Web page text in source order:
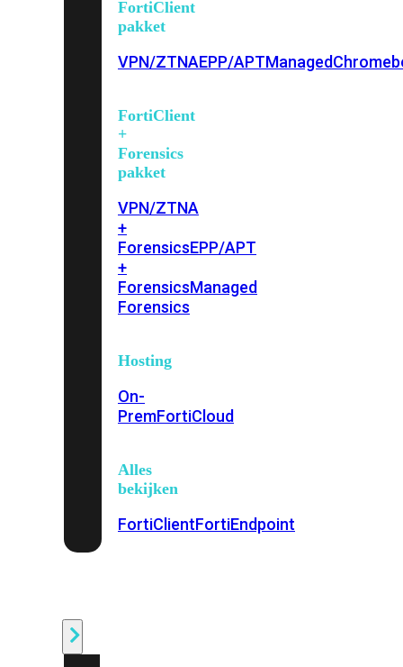
FortiClient
pakket
VPN/ZTNAEPP/APTManaged
FortiClient
+
Forensics
pakket
VPN/ZTNA
+
ForensicsEPP/APT
+
ForensicsManaged
Forensics
Hosting
On-
PremFortiCloud
Alles
bekijken
FortiClientFortiEndpoint